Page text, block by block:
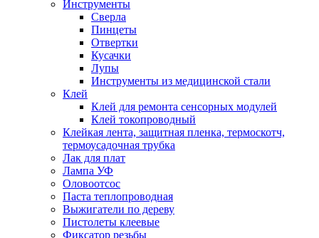
Инструменты
Сверла
Пинцеты
Отвертки
Кусачки
Лупы
Инструменты из медицинской стали
Клей
Клей для ремонта сенсорных модулей
Клей токопроводный
Клейкая лента, защитная пленка, термоскотч,
термоусадочная трубка
Лак для плат
Лампа УФ
Оловоотсос
Паста теплопроводная
Выжигатели по дереву
Пистолеты клеевые
Фиксатор резьбы